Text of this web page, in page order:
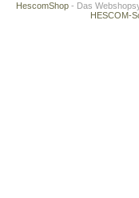
HescomShop - Das
HESCOM-